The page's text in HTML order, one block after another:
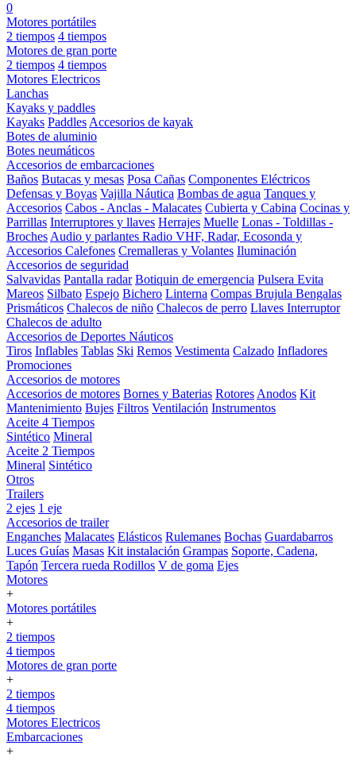
0
Motores portátiles
2 tiempos 4 tiempos
Motores de gran porte
2 tiempos 4 tiempos
Motores Electricos
Lanchas
Kayaks y paddles
Kayaks Paddles Accesorios de kayak
Botes de aluminio
Botes neumáticos
Accesorios de embarcaciones
Baños Butacas y mesas Posa Cañas Componentes Eléctricos
Defensas y Boyas Vajilla Náutica Bombas de agua Tanques y
Accesorios Cabos - Anclas - Malacates Cubierta y Cabina Cocinas y
Parrillas Interruptores y llaves Herrajes Muelle Lonas - Toldillas -
Broches Audio y parlantes Radio VHF, Radar, Ecosonda y
Accesorios Calefones Cremalleras y Volantes Iluminación
Accesorios de seguridad
Salvavidas Pantalla radar Botiquin de emergencia Pulsera Evita
Mareos Silbato Espejo Bichero Linterna Compas Brujula Bengalas
Prismáticos Chalecos de niño Chalecos de perro Llaves Interruptor
Chalecos de adulto
Accesorios de Deportes Náuticos
Tiros Inflables Tablas Ski Remos Vestimenta Calzado Infladores
Promociones
Accesorios de motores
Accesorios de motores Bornes y Baterias Rotores Anodos Kit
Mantenimiento Bujes Filtros Ventilación Instrumentos
Aceite 4 Tiempos
Sintético Mineral
Aceite 2 Tiempos
Mineral Sintético
Otros
Trailers
2 ejes 1 eje
Accesorios de trailer
Enganches Malacates Elásticos Rulemanes Bochas Guardabarros
Luces Guías Masas Kit instalación Grampas Soporte, Cadena,
Tapón Tercera rueda Rodillos V de goma Ejes
Motores
+
Motores portátiles
+
2 tiempos
4 tiempos
Motores de gran porte
+
2 tiempos
4 tiempos
Motores Electricos
Embarcaciones
+